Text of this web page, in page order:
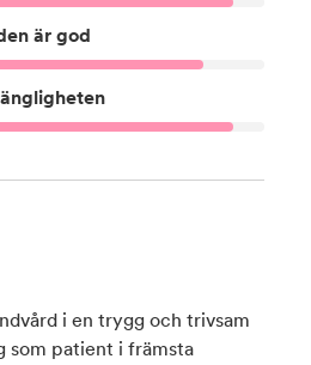
är god
i en trygg och trivsam
som patient i främsta